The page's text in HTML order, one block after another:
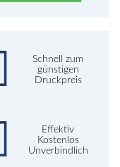
Schnell zum
günstigen
Druckpreis
Effektiv
Kostenlos
Unverbindlich